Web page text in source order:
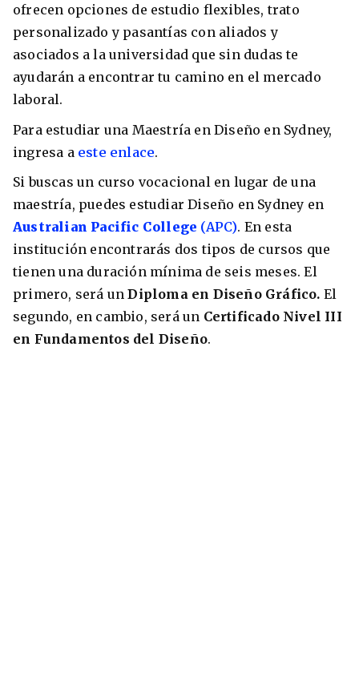
ofrecen opciones de estudio flexibles, trato
personalizado y pasantías con aliados y
asociados a la universidad que sin dudas te
ayudarán a encontrar tu camino en el mercado
laboral.
Para estudiar una Maestría en Diseño en Sydney,
ingresa a este enlace.
Si buscas un curso vocacional en lugar de una
maestría, puedes estudiar Diseño en Sydney en
Australian Pacific College (APC). En esta
institución encontrarás dos tipos de cursos que
tienen una duración mínima de seis meses. El
primero, será unDiploma en Diseño Gráfico. El
segundo, en cambio, será un Certificado Nivel III
en Fundamentos del Diseño.